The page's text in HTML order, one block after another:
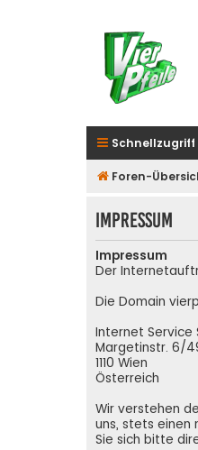
Schnellzugriff
Foren-
Impressum
Impressum
Der
Die Domain
Internet Service
Margetinstr. 6/
1110 Wien
Österreich
Wir verstehen
uns, stets einen
Sie sich bitte